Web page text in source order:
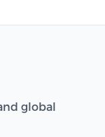
global